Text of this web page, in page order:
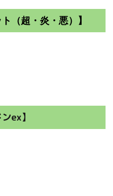
（超・炎・悪）】
ex】